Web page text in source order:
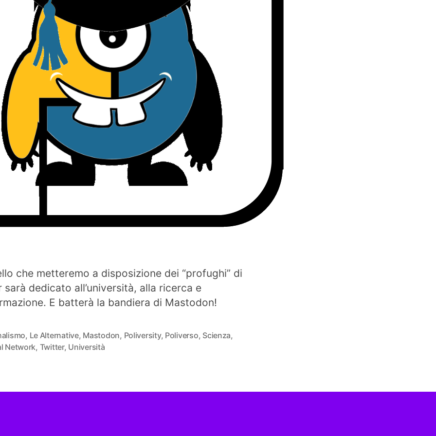
che metteremo a disposizione dei “profughi” di
sarà dedicato all’università, alla ricerca e
E batterà la bandiera di Mastodon!
, Le Alternative, Mastodon, Poliversity, Poliverso, Scienza,
Network, Twitter, Università